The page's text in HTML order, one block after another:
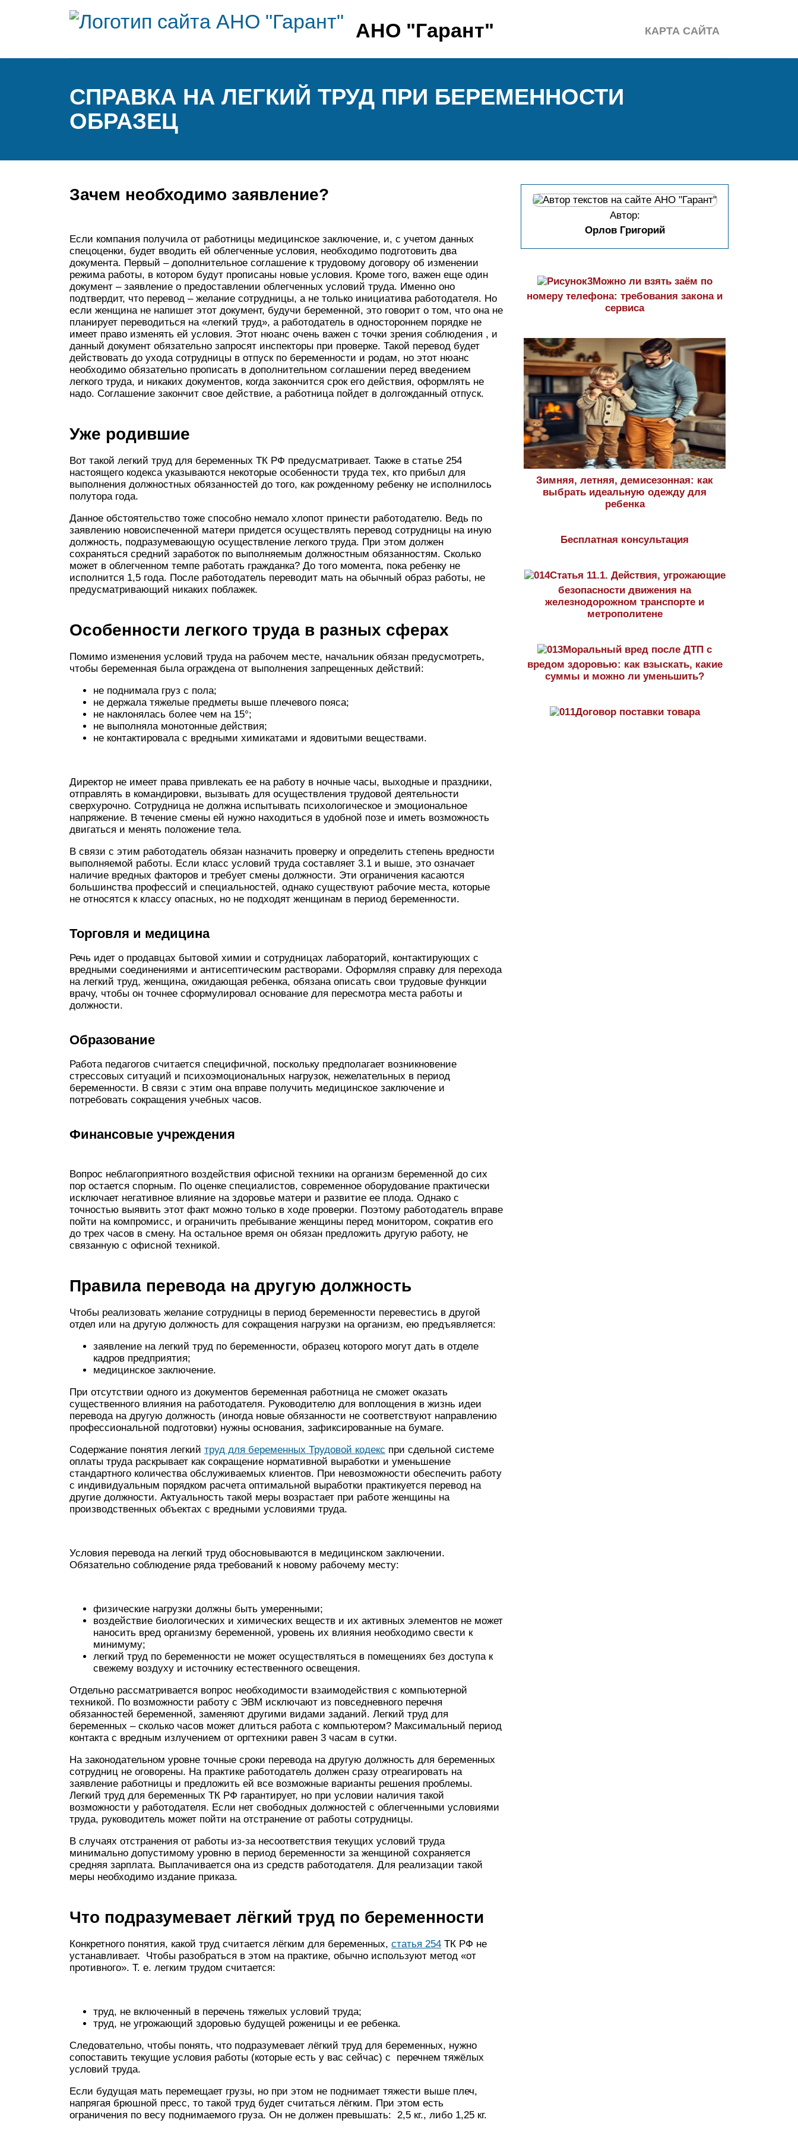
АНО "Гарант" КАРТА САЙТА
СПРАВКА НА ЛЕГКИЙ ТРУД ПРИ БЕРЕМЕННОСТИ
ОБРАЗЕЦ
Зачем необходимо заявление?
Если компания получила от работницы медицинское заключение, и, с учетом данных
спецоценки, будет вводить ей облегченные условия, необходимо подготовить два
документа. Первый – дополнительное соглашение к трудовому договору об изменении
режима работы, в котором будут прописаны новые условия. Кроме того, важен еще один
документ – заявление о предоставлении облегченных условий труда. Именно оно
подтвердит, что перевод – желание сотрудницы, а не только инициатива работодателя. Но
если женщина не напишет этот документ, будучи беременной, это говорит о том, что она не
планирует переводиться на «легкий труд», а работодатель в одностороннем порядке не
имеет право изменять ей условия. Этот нюанс очень важен с точки зрения соблюдения , и
данный документ обязательно запросят инспекторы при проверке. Такой перевод будет
действовать до ухода сотрудницы в отпуск по беременности и родам, но этот нюанс
необходимо обязательно прописать в дополнительном соглашении перед введением
легкого труда, и никаких документов, когда закончится срок его действия, оформлять не
надо. Соглашение закончит свое действие, а работница пойдет в долгожданный отпуск.
Уже родившие
Вот такой легкий труд для беременных ТК РФ предусматривает. Также в статье 254
настоящего кодекса указываются некоторые особенности труда тех, кто прибыл для
выполнения должностных обязанностей до того, как рожденному ребенку не исполнилось
полутора года.
Данное обстоятельство тоже способно немало хлопот принести работодателю. Ведь по
заявлению новоиспеченной матери придется осуществлять перевод сотрудницы на иную
должность, подразумевающую осуществление легкого труда. При этом должен
сохраняться средний заработок по выполняемым должностным обязанностям. Сколько
может в облегченном темпе работать гражданка? До того момента, пока ребенку не
исполнится 1,5 года. После работодатель переводит мать на обычный образ работы, не
предусматривающий никаких поблажек.
Особенности легкого труда в разных сферах
Помимо изменения условий труда на рабочем месте, начальник обязан предусмотреть,
чтобы беременная была ограждена от выполнения запрещенных действий:
не поднимала груз с пола;
не держала тяжелые предметы выше плечевого пояса;
не наклонялась более чем на 15°;
не выполняла монотонные действия;
не контактировала с вредными химикатами и ядовитыми веществами.
Директор не имеет права привлекать ее на работу в ночные часы, выходные и праздники,
отправлять в командировки, вызывать для осуществления трудовой деятельности
сверхурочно. Сотрудница не должна испытывать психологическое и эмоциональное
напряжение. В течение смены ей нужно находиться в удобной позе и иметь возможность
двигаться и менять положение тела.
В связи с этим работодатель обязан назначить проверку и определить степень вредности
выполняемой работы. Если класс условий труда составляет 3.1 и выше, это означает
наличие вредных факторов и требует смены должности. Эти ограничения касаются
большинства профессий и специальностей, однако существуют рабочие места, которые
не относятся к классу опасных, но не подходят женщинам в период беременности.
Торговля и медицина
Речь идет о продавцах бытовой химии и сотрудницах лабораторий, контактирующих с
вредными соединениями и антисептическим растворами. Оформляя справку для перехода
на легкий труд, женщина, ожидающая ребенка, обязана описать свои трудовые функции
врачу, чтобы он точнее сформулировал основание для пересмотра места работы и
должности.
Образование
Работа педагогов считается специфичной, поскольку предполагает возникновение
стрессовых ситуаций и психоэмоциональных нагрузок, нежелательных в период
беременности. В связи с этим она вправе получить медицинское заключение и
потребовать сокращения учебных часов.
Финансовые учреждения
Вопрос неблагоприятного воздействия офисной техники на организм беременной до сих
пор остается спорным. По оценке специалистов, современное оборудование практически
исключает негативное влияние на здоровье матери и развитие ее плода. Однако с
точностью выявить этот факт можно только в ходе проверки. Поэтому работодатель вправе
пойти на компромисс, и ограничить пребывание женщины перед монитором, сократив его
до трех часов в смену. На остальное время он обязан предложить другую работу, не
связанную с офисной техникой.
Правила перевода на другую должность
Чтобы реализовать желание сотрудницы в период беременности перевестись в другой
отдел или на другую должность для сокращения нагрузки на организм, ею предъявляется:
заявление на легкий труд по беременности, образец которого могут дать в отделе
кадров предприятия;
медицинское заключение.
При отсутствии одного из документов беременная работница не сможет оказать
существенного влияния на работодателя. Руководителю для воплощения в жизнь идеи
перевода на другую должность (иногда новые обязанности не соответствуют направлению
профессиональной подготовки) нужны основания, зафиксированные на бумаге.
Содержание понятия легкий труд для беременных Трудовой кодекс при сдельной системе
оплаты труда раскрывает как сокращение нормативной выработки и уменьшение
стандартного количества обслуживаемых клиентов. При невозможности обеспечить работу
с индивидуальным порядком расчета оптимальной выработки практикуется перевод на
другие должности. Актуальность такой меры возрастает при работе женщины на
производственных объектах с вредными условиями труда.
Условия перевода на легкий труд обосновываются в медицинском заключении.
Обязательно соблюдение ряда требований к новому рабочему месту:
физические нагрузки должны быть умеренными;
воздействие биологических и химических веществ и их активных элементов не может
наносить вред организму беременной, уровень их влияния необходимо свести к
минимуму;
легкий труд по беременности не может осуществляться в помещениях без доступа к
свежему воздуху и источнику естественного освещения.
Отдельно рассматривается вопрос необходимости взаимодействия с компьютерной
техникой. По возможности работу с ЭВМ исключают из повседневного перечня
обязанностей беременной, заменяют другими видами заданий. Легкий труд для
беременных – сколько часов может длиться работа с компьютером? Максимальный период
контакта с вредным излучением от оргтехники равен 3 часам в сутки.
На законодательном уровне точные сроки перевода на другую должность для беременных
сотрудниц не оговорены. На практике работодатель должен сразу отреагировать на
заявление работницы и предложить ей все возможные варианты решения проблемы.
Легкий труд для беременных ТК РФ гарантирует, но при условии наличия такой
возможности у работодателя. Если нет свободных должностей с облегченными условиями
труда, руководитель может пойти на отстранение от работы сотрудницы.
В случаях отстранения от работы из-за несоответствия текущих условий труда
минимально допустимому уровню в период беременности за женщиной сохраняется
средняя зарплата. Выплачивается она из средств работодателя. Для реализации такой
меры необходимо издание приказа.
Что подразумевает лёгкий труд по беременности
Конкретного понятия, какой труд считается лёгким для беременных, статья 254 ТК РФ не
устанавливает. Чтобы разобраться в этом на практике, обычно используют метод «от
противного». Т. е. легким трудом считается:
труд, не включенный в перечень тяжелых условий труда;
труд, не угрожающий здоровью будущей роженицы и ее ребенка.
Следовательно, чтобы понять, что подразумевает лёгкий труд для беременных, нужно
сопоставить текущие условия работы (которые есть у вас сейчас) с перечнем тяжёлых
условий труда.
Если будущая мать перемещает грузы, но при этом не поднимает тяжести выше плеч,
напрягая брюшной пресс, то такой труд будет считаться лёгким. При этом есть
ограничения по весу поднимаемого груза. Он не должен превышать: 2,5 кг., либо 1,25 кг.
Автор:
Орлов Григорий
Можно ли взять заём по
номеру телефона: требования закона и
сервиса
Зимняя, летняя, демисезонная: как
выбрать идеальную одежду для
ребенка
Бесплатная консультация
Статья 11.1. Действия, угрожающие
безопасности движения на
железнодорожном транспорте и
метрополитене
Моральный вред после ДТП с
вредом здоровью: как взыскать, какие
суммы и можно ли уменьшить?
Договор поставки товара